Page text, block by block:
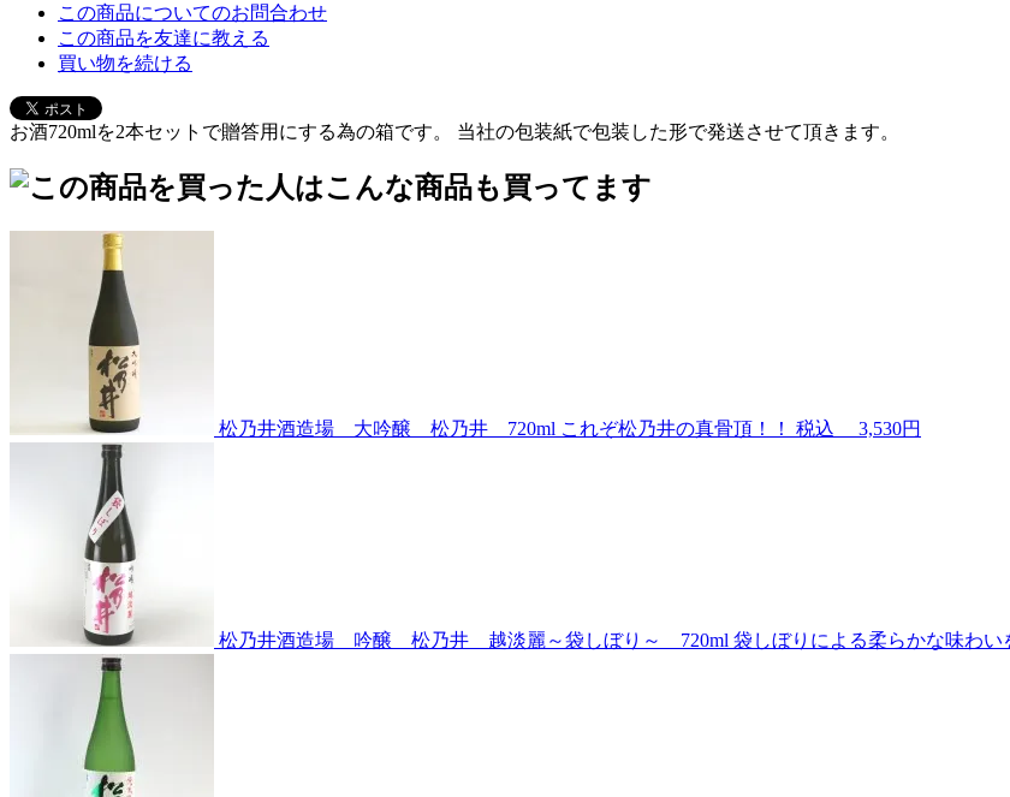
この商品についてのお問合わせ
この商品を友達に教える
買い物を続ける
お酒720mlを2本セットで贈答用にする為の箱です。 当社の包装紙で包装した形で発送させて頂きます。
松乃井酒造場 大吟醸 松乃井 720ml これぞ松乃井の真骨頂！！ 税込 3,530円
松乃井酒造場 吟醸 松乃井 越淡麗～袋しぼり～ 720ml 袋しぼりによる柔らかな味わい